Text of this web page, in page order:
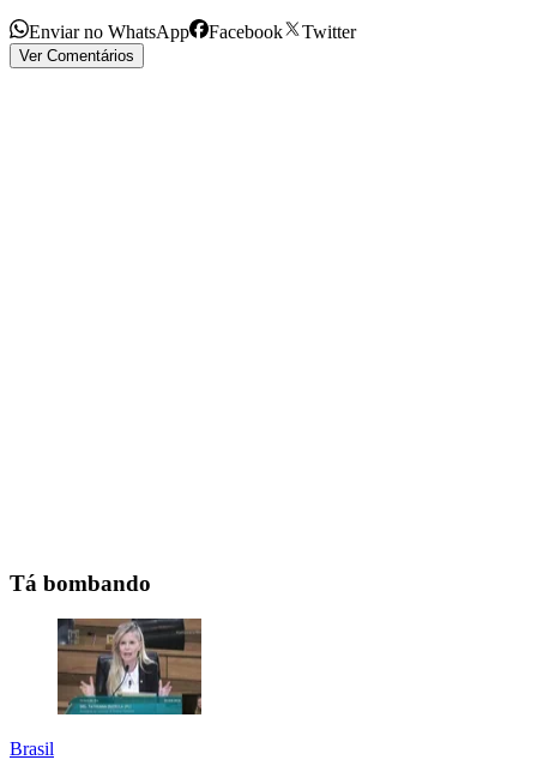
Enviar no WhatsApp Facebook Twitter
Ver Comentários
Tá bombando
Brasil